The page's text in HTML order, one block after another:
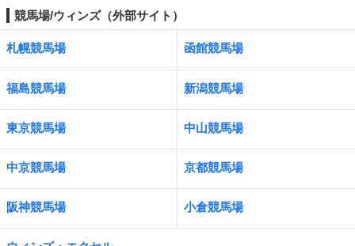
競馬場/ウィンズ（外部サイト）
札幌競馬場 函館競馬場
福島競馬場 新潟競馬場
東京競馬場 中山競馬場
中京競馬場 京都競馬場
阪神競馬場 小倉競馬場